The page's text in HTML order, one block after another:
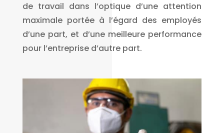
de travail dans l’optique d’une attention
maximale portée à l’égard des employés
d’une part, et d’une meilleure performance
pour l’entreprise d’autre part.